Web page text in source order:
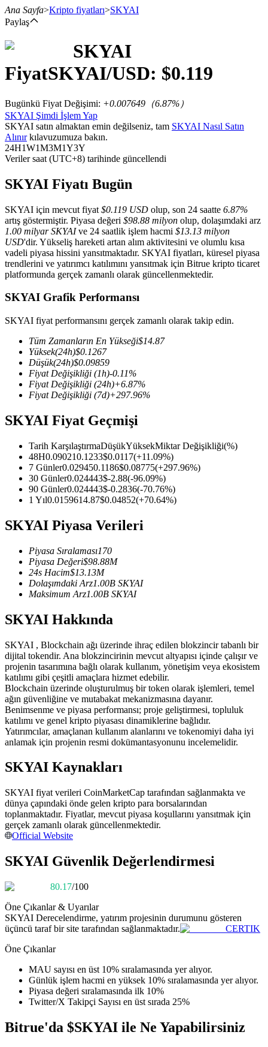
USDT Vadeli İşlemleri
COIN-M Vadeli İşlemleri
Kripto Para Vadeli İşlemleri
TradFi
USDC Vadeli İşlemleri
USDC'yi teminat olarak kullanan vadeli işlemler
Kopya Ticaret
En iyi traderlarla güçlerinizi birleştirin
Kopya Tüccarı Olun
Kâr paylaşımı ve kopya ticaret komisyonlarının tadını çıkarın
Ticaret bilgileri vb. dahil olmak üzere büyük veri analizi.
Ana Sayfa>Kripto fiyatları>SKYAI
Paylaş
SKYAI
FiyatSKYAI/USD: $0.119
Bugünkü Fiyat Değişimi: +0.007649 （6.87%）
SKYAI Şimdi İşlem Yap
SKYAI satın almaktan emin değilseniz, tam SKYAI Nasıl Satın
Alınırkılavuzumuza bakın.
24H1W1M3M1Y3Y
Veriler saat (UTC+8) tarihinde güncellendi
SKYAI Fiyatı Bugün
SKYAI için mevcut fiyat $0.119 USD olup, son 24 saatte 6.87%
artış göstermiştir. Piyasa değeri $98.88 milyon olup, dolaşımdaki arz
1.00 milyar SKYAIve 24 saatlik işlem hacmi $13.13 milyon
USD'dir. Yükseliş hareketi artan alım aktivitesini ve olumlu kısa
vadeli piyasa hissini yansıtmaktadır. SKYAI fiyatları, küresel piyasa
trendlerini ve yatırımcı katılımını yansıtmak için Bitrue kripto ticaret
platformunda gerçek zamanlı olarak güncellenmektedir.
SKYAI Grafik Performansı
SKYAI fiyat performansını gerçek zamanlı olarak takip edin.
Tüm Zamanların En Yükseği$14.87
Yüksek(24h)$0.1267
Düşük(24h)$0.09859
Fiyat Değişikliği (1h)-0.11%
Fiyat Değişikliği (24h)+6.87%
Fiyat Değişikliği (7d)+297.96%
SKYAI Fiyat Geçmişi
Tarih KarşılaştırmaDüşükYüksekMiktar Değişikliği(%)
48H0.090210.1233$0.0117(+11.09%)
7 Günler0.029450.1186$0.08775(+297.96%)
30 Günler0.024443$-2.88(-96.09%)
90 Günler0.024443$-0.2836(-70.76%)
1 Yıl0.0159614.87$0.04852(+70.64%)
SKYAI Piyasa Verileri
Piyasa Sıralaması170
Piyasa Değeri$98.88M
24s Hacim$13.13M
Dolaşımdaki Arz1.00B SKYAI
Maksimum Arz1.00B SKYAI
SKYAI Hakkında
SKYAI , Blockchain ağı üzerinde ihraç edilen blokzincir tabanlı bir
dijital tokendir. Ana blokzincirinin mevcut altyapısı içinde çalışır ve
projenin tasarımına bağlı olarak kullanım, yönetişim veya ekosistem
katılımı gibi çeşitli amaçlara hizmet edebilir.
Blockchain üzerinde oluşturulmuş bir token olarak işlemleri, temel
ağın güvenliğine ve mutabakat mekanizmasına dayanır.
Benimsenme ve piyasa performansı; proje geliştirmesi, topluluk
katılımı ve genel kripto piyasası dinamiklerine bağlıdır.
Yatırımcılar, amaçlanan kullanım alanlarını ve tokenomiyi daha iyi
anlamak için projenin resmi dokümantasyonunu incelemelidir.
SKYAI Kaynakları
SKYAI fiyat verileri CoinMarketCap tarafından sağlanmakta ve
dünya çapındaki önde gelen kripto para borsalarından
toplanmaktadır. Fiyatlar, mevcut piyasa koşullarını yansıtmak için
gerçek zamanlı olarak güncellenmektedir.
Official Website
SKYAI Güvenlik Değerlendirmesi
80.17/100
Öne Çıkanlar & Uyarılar
SKYAI Derecelendirme, yatırım projesinin durumunu gösteren
üçüncü taraf bir site tarafından sağlanmaktadır.
CERTIK
Öne Çıkanlar
MAU sayısı en üst 10% sıralamasında yer alıyor.
Günlük işlem hacmi en yüksek 10% sıralamasında yer alıyor.
Piyasa değeri sıralamasında ilk 10%
Twitter/X Takipçi Sayısı en üst sırada 25%
Bitrue'da $SKYAI ile Ne Yapabilirsiniz